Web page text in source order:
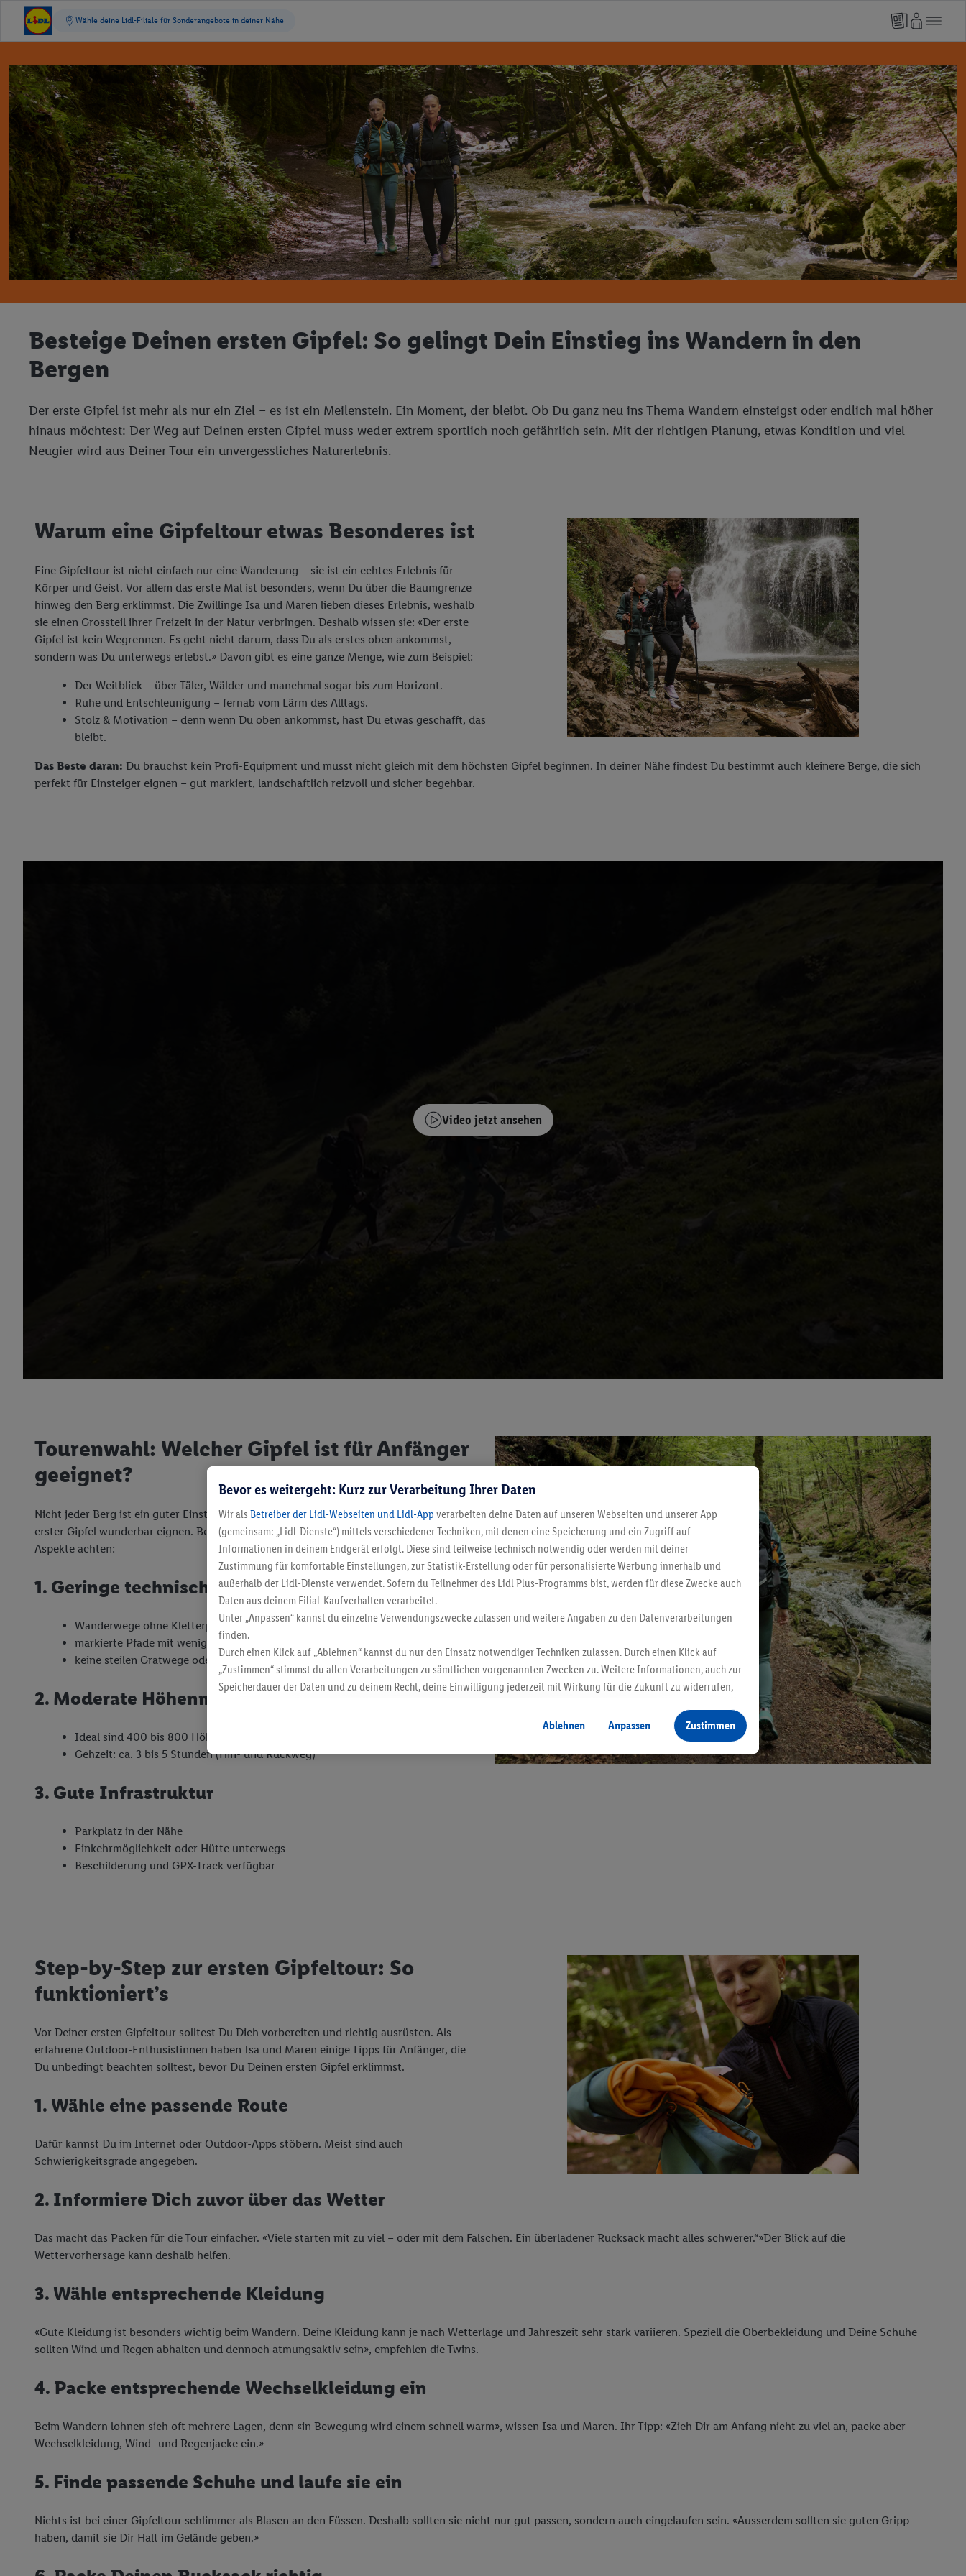
Besteige Deinen ersten Gipfel: So gelingt Dein Einstieg ins Wandern in den
Bergen
Der erste Gipfel ist mehr als nur ein Ziel – es ist ein Meilenstein. Ein Moment, der bleibt. Ob Du ganz neu ins Thema Wandern einsteigst oder endlich mal höher
hinaus möchtest: Der Weg auf Deinen ersten Gipfel muss weder extrem sportlich noch gefährlich sein. Mit der richtigen Planung, etwas Kondition und viel
Neugier wird aus Deiner Tour ein unvergessliches Naturerlebnis.
Warum eine Gipfeltour etwas Besonderes ist
Eine Gipfeltour ist nicht einfach nur eine Wanderung – sie ist ein echtes Erlebnis für
Körper und Geist. Vor allem das erste Mal ist besonders, wenn Du über die Baumgrenze
hinweg den Berg erklimmst. Die Zwillinge Isa und Maren lieben dieses Erlebnis, weshalb
sie einen Grossteil ihrer Freizeit in der Natur verbringen. Deshalb wissen sie: «Der erste
Gipfel ist kein Wegrennen. Es geht nicht darum, dass Du als erstes oben ankommst,
sondern was Du unterwegs erlebst.» Davon gibt es eine ganze Menge, wie zum Beispiel:
Der Weitblick – über Täler, Wälder und manchmal sogar bis zum Horizont.
Ruhe und Entschleunigung – fernab vom Lärm des Alltags.
Stolz & Motivation – denn wenn Du oben ankommst, hast Du etwas geschafft, das
bleibt.
Das Beste daran: Du brauchst kein Profi-Equipment und musst nicht gleich mit dem höchsten Gipfel beginnen. In deiner Nähe findest Du bestimmt auch kleinere Berge, die sich
perfekt für Einsteiger eignen – gut markiert, landschaftlich reizvoll und sicher begehbar.
Video jetzt ansehen
Tourenwahl: Welcher Gipfel ist für Anfänger
geeignet?
Nicht jeder Berg ist ein guter Einstiegsberg. Aber es gibt genug Berge, die sich als
erster Gipfel wunderbar eignen. Bei Deiner ersten Tour solltest Du dabei auf folgende
Aspekte achten:
1. Geringe technische Schwierigkeit
Wanderwege ohne Kletterpassagen
markierte Pfade mit wenig Geröll
keine steilen Gratwege oder ausgesetzten Stellen
2. Moderate Höhenmeter
Ideal sind 400 bis 800 Höhenmeter im Aufstieg
Gehzeit: ca. 3 bis 5 Stunden (Hin- und Rückweg)
3. Gute Infrastruktur
Parkplatz in der Nähe
Einkehrmöglichkeit oder Hütte unterwegs
Beschilderung und GPX-Track verfügbar
Step-by-Step zur ersten Gipfeltour: So
funktioniert’s
Vor Deiner ersten Gipfeltour solltest Du Dich vorbereiten und richtig ausrüsten. Als
erfahrene Outdoor-Enthusistinnen haben Isa und Maren einige Tipps für Anfänger, die
Du unbedingt beachten solltest, bevor Du Deinen ersten Gipfel erklimmst.
1. Wähle eine passende Route
Dafür kannst Du im Internet oder Outdoor-Apps stöbern. Meist sind auch
Schwierigkeitsgrade angegeben.
2. Informiere Dich zuvor über das Wetter
Das macht das Packen für die Tour einfacher. «Viele starten mit zu viel – oder mit dem Falschen. Ein überladener Rucksack macht alles schwerer.“»Der Blick auf die
Wettervorhersage kann deshalb helfen.
3. Wähle entsprechende Kleidung
«Gute Kleidung ist besonders wichtig beim Wandern. Deine Kleidung kann je nach Wetterlage und Jahreszeit sehr stark variieren. Speziell die Oberbekleidung und Deine Schuhe
sollten Wind und Regen abhalten und dennoch atmungsaktiv sein», empfehlen die Twins.
4. Packe entsprechende Wechselkleidung ein
Beim Wandern lohnen sich oft mehrere Lagen, denn «in Bewegung wird einem schnell warm», wissen Isa und Maren. Ihr Tipp: «Zieh Dir am Anfang nicht zu viel an, packe aber
Wechselkleidung, Wind- und Regenjacke ein.»
5. Finde passende Schuhe und laufe sie ein
Nichts ist bei einer Gipfeltour schlimmer als Blasen an den Füssen. Deshalb sollten sie nicht nur gut passen, sondern auch eingelaufen sein. «Ausserdem sollten sie guten Gripp
haben, damit sie Dir Halt im Gelände geben.»
Bevor es weitergeht: Kurz zur Verarbeitung Ihrer Daten
Wir als Betreiber der Lidl-Webseiten und Lidl-App verarbeiten deine Daten auf unseren Webseiten und unserer App
(gemeinsam: „Lidl-Dienste“) mittels verschiedener Techniken, mit denen eine Speicherung und ein Zugriff auf
Informationen in deinem Endgerät erfolgt. Diese sind teilweise technisch notwendig oder werden mit deiner
Zustimmung für komfortable Einstellungen, zur Statistik-Erstellung oder für personalisierte Werbung innerhalb und
außerhalb der Lidl-Dienste verwendet. Sofern du Teilnehmer des Lidl Plus-Programms bist, werden für diese Zwecke auch
Daten aus deinem Filial-Kaufverhalten verarbeitet.
Unter „Anpassen“ kannst du einzelne Verwendungszwecke zulassen und weitere Angaben zu den Datenverarbeitungen
finden.
Durch einen Klick auf „Ablehnen“ kannst du nur den Einsatz notwendiger Techniken zulassen. Durch einen Klick auf
„Zustimmen“ stimmst du allen Verarbeitungen zu sämtlichen vorgenannten Zwecken zu. Weitere Informationen, auch zur
Speicherdauer der Daten und zu deinem Recht, deine Einwilligung jederzeit mit Wirkung für die Zukunft zu widerrufen,
Ablehnen
Anpassen Zustimmen